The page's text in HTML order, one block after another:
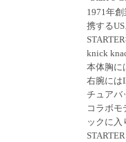
1971年
携する
knick
本体胸に
右腕には
チュアバ
コラボモ
ックに入